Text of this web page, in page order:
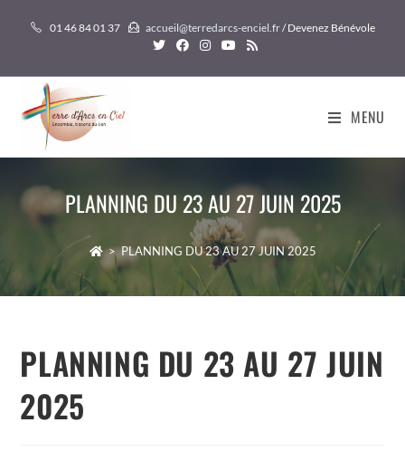
01 46 84 01 37 accueil@terredarcs-enciel.fr/ Devenez Bénévole
MENU
PLANNING DU 23 AU 27 JUIN 2025
> PLANNING DU 23 AU 27 JUIN 2025
PLANNING DU 23 AU 27 JUIN
2025